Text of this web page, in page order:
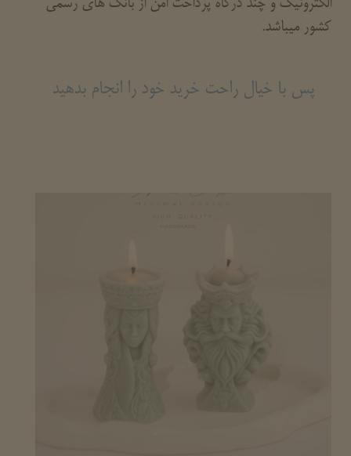
الکترونیک و چند درگاه پرداخت امن از بانک های رسمی
کشور میباشد.
پس با خیال راحت خرید خود را انجام بدهید